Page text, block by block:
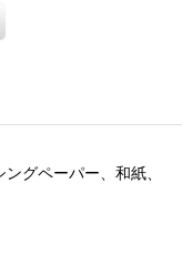
グペーパー、和紙、